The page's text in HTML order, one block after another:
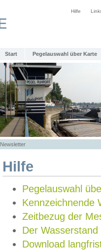
Hilfe
Start Pegelauswahl über Karte
Newsletter
Hilfe
Pegelauswahl
Kennzeichnende
Zeitbezug der
Der Wasserstand
Download